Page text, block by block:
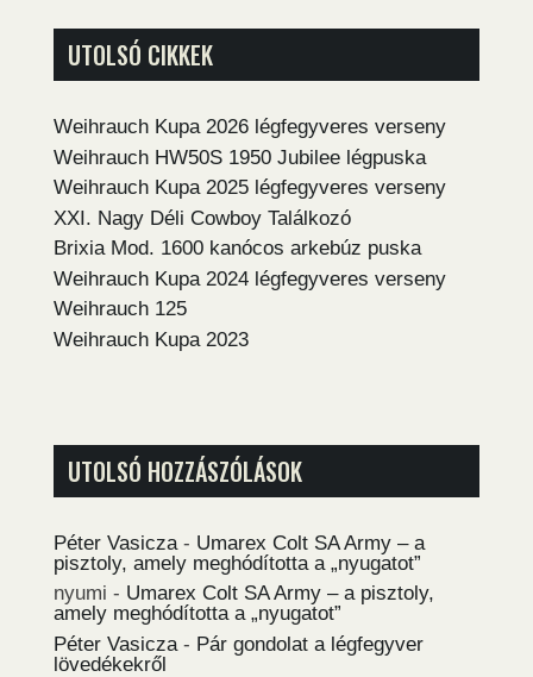
UTOLSÓ CIKKEK
Weihrauch Kupa 2026 légfegyveres verseny
Weihrauch HW50S 1950 Jubilee légpuska
Weihrauch Kupa 2025 légfegyveres verseny
XXI. Nagy Déli Cowboy Találkozó
Brixia Mod. 1600 kanócos arkebúz puska
Weihrauch Kupa 2024 légfegyveres verseny
Weihrauch 125
Weihrauch Kupa 2023
UTOLSÓ HOZZÁSZÓLÁSOK
Péter Vasicza - Umarex Colt SA Army – a
pisztoly, amely meghódította a „nyugatot”
nyumi - Umarex Colt SA Army – a pisztoly,
amely meghódította a „nyugatot”
Péter Vasicza - Pár gondolat a légfegyver
lövedékekről